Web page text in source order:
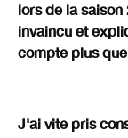
lors de la
invaincu et
compte plus
J'ai vite pris